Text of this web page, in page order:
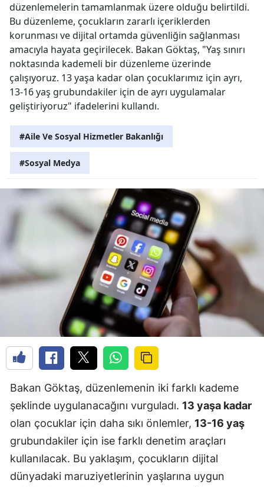
düzenlemelerin tamamlanmak üzere olduğu belirtildi.
Bu düzenleme, çocukların zararlı içeriklerden
korunması ve dijital ortamda güvenliğin sağlanması
amacıyla hayata geçirilecek. Bakan Göktaş, "Yaş sınırı
noktasında kademeli bir düzenleme üzerinde
çalışıyoruz. 13 yaşa kadar olan çocuklarımız için ayrı,
13-16 yaş grubundakiler için de ayrı uygulamalar
geliştiriyoruz" ifadelerini kullandı.
#Aile Ve Sosyal Hizmetler Bakanlığı
#Sosyal Medya
Bakan Göktaş, düzenlemenin iki farklı kademe
şeklinde uygulanacağını vurguladı. 13 yaşa kadar
olan çocuklar için daha sıkı önlemler, 13-16 yaş
grubundakiler için ise farklı denetim araçları
kullanılacak. Bu yaklaşım, çocukların dijital
dünyadaki maruziyetlerinin yaşlarına uygun